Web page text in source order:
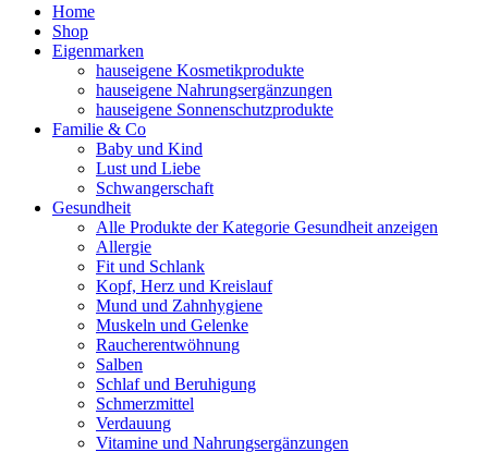
Home
Shop
Eigenmarken
hauseigene Kosmetikprodukte
hauseigene Nahrungsergänzungen
hauseigene Sonnenschutzprodukte
Familie & Co
Baby und Kind
Lust und Liebe
Schwangerschaft
Gesundheit
Alle Produkte der Kategorie Gesundheit anzeigen
Allergie
Fit und Schlank
Kopf, Herz und Kreislauf
Mund und Zahnhygiene
Muskeln und Gelenke
Raucherentwöhnung
Salben
Schlaf und Beruhigung
Schmerzmittel
Verdauung
Vitamine und Nahrungsergänzungen